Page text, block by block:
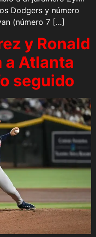
Dodgers y número
(número 7 […]
y Ronald
a Atlanta
seguido